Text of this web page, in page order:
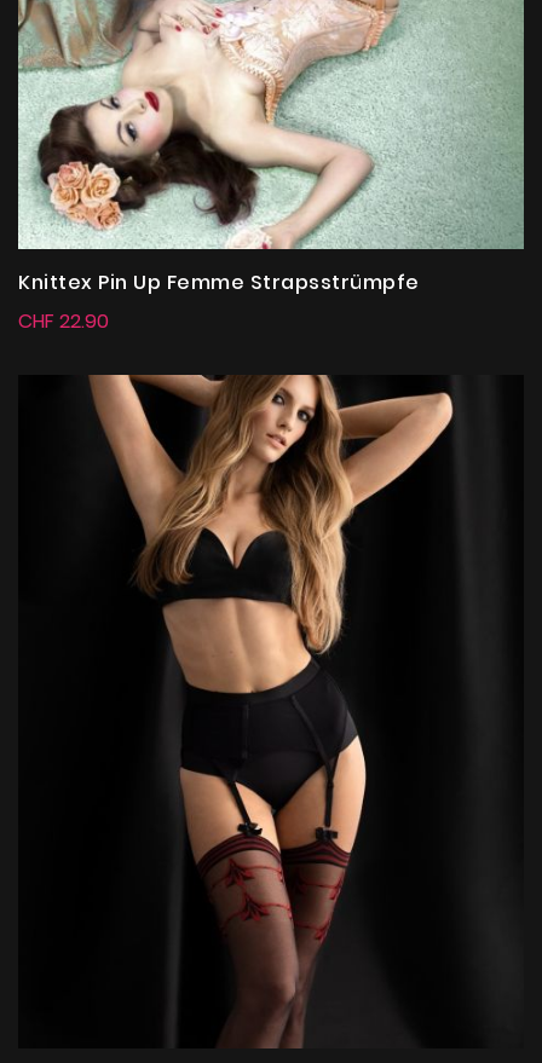
Knittex Pin Up Femme Strapsstrümpfe
CHF 22.90